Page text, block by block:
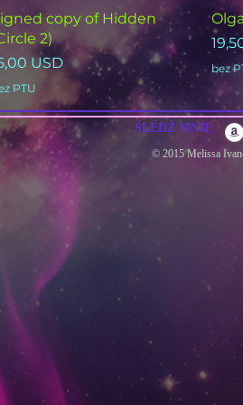
Podgląd
copy of Hidden
2)
USD
PTU
bez
ŚLEDŹ MNIE
© 2015 Melissa